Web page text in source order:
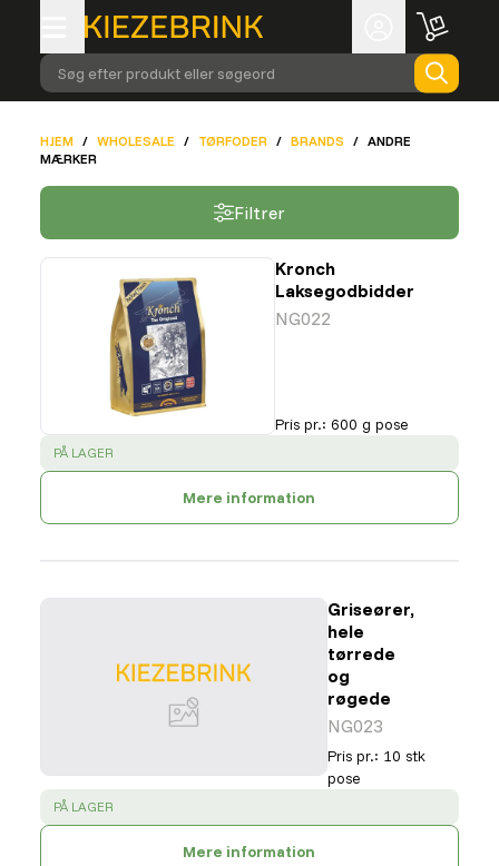
Søg efter produkt eller søgeord
HJEM / WHOLESALE / TØRFODER / BRANDS / ANDRE
MÆRKER
Filtrer
Kronch
Laksegodbidder
NG022
Pris pr.: 600 g pose
SUCCESS
PÅ LAGER
Mere information
Griseører,
hele
tørrede
og
røgede
NG023
Pris pr.: 10 stk
pose
SUCCESS
PÅ LAGER
Mere information